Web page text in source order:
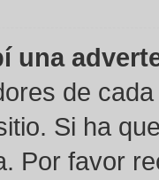
una
de
Si ha
Por favor